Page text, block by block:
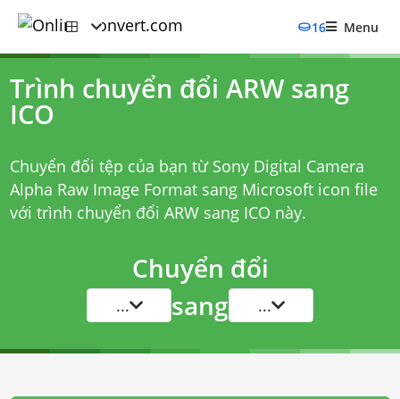
16 Menu
Trình chuyển đổi ARW sang
ICO
Chuyển đổi tệp của bạn từ Sony Digital Camera
Alpha Raw Image Format sang Microsoft icon file
với trình chuyển đổi ARW sang ICO này.
Chuyển đổi
... sang ...